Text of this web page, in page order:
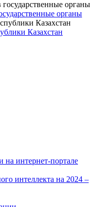
органы
Казахстан
интернет-портале
интеллекта на 2024 –